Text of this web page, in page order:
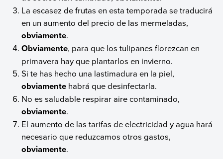
La escasez de frutas en esta temporada se traducirá
en un aumento del precio de las mermeladas,
obviamente.
Obviamente, para que los tulipanes florezcan en
primavera hay que plantarlos en invierno.
Si te has hecho una lastimadura en la piel,
obviamente habrá que desinfectarla.
No es saludable respirar aire contaminado,
obviamente.
El aumento de las tarifas de electricidad y agua hará
necesario que reduzcamos otros gastos,
obviamente.